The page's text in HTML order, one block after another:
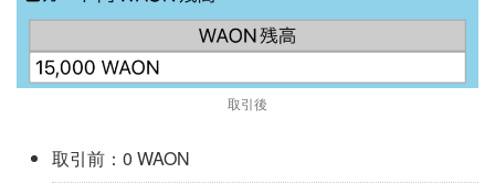
取引後
取引前：0 WAON